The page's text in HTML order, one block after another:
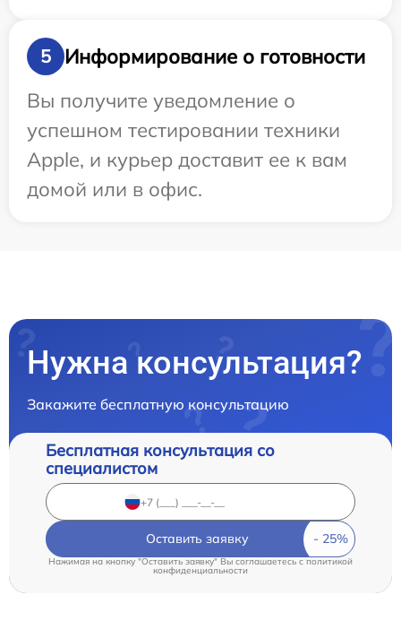
5
Информирование о готовности
Вы получите уведомление о
успешном тестировании техники
Apple, и курьер доставит ее к вам
домой или в офис.
Нужна консультация?
Закажите бесплатную консультацию
Бесплатная консультация со
специалистом
Оставить заявку
Нажимая на кнопку "Оставить заявку" Вы соглашаетесь cполитикой
конфиденциальности